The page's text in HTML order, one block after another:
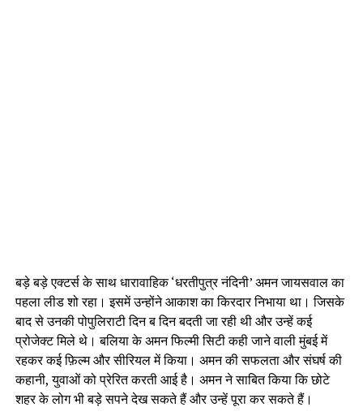
बड़े बड़े एक्टर्स के साथ धारावाहिक ‘धरतीपुत्र नंदिनी’ अमन जायसवाल का
पहला लीड शो रहा। इसमें उन्होंने आकाश का किरदार निभाया था। जिसके
बाद से उनकी पोपुलिराटी दिन ब दिन बदती जा रही थी और उन्हें कई
प्रोजेक्ट मिले थे। बलिया के अमन फिल्मी सिटी कही जाने वाली मुंबई में
रहकर कई फ़िल्म और सीरियल में किया। अमन की सफलता और संघर्ष की
कहानी, युवाओं को प्रेरित करती आई है। अमन ने साबित किया कि छोटे
शहर के लोग भी बड़े सपने देख सकते हैं और उन्हें पूरा कर सकते हैं।